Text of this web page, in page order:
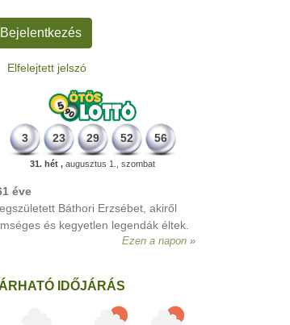
Elfelejtett jelszó
3 23 29 52 56
31. hét , augusztus 1., szombat
IDŐJÁRÁS